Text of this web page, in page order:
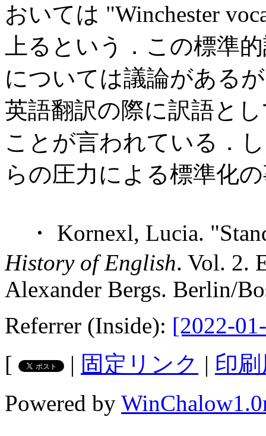
おいては "Winchester
上るという．この標準
については議論がある
英語翻訳の際に訳語と
ことが言われている．
らの圧力による標準化
・ Kornexl, Lucia.
History of English. Vol. 2.
Alexander Bergs. Berlin/
Referrer (Inside): [2022-
[
| 固定リンク | 印
Powered by